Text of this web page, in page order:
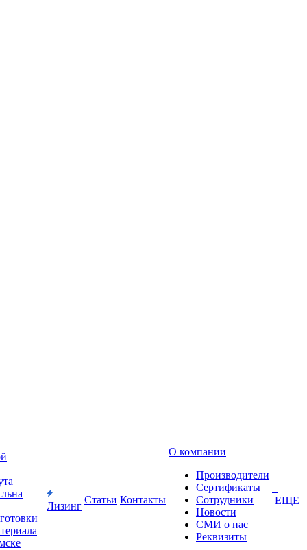
Лизинг
Статьи Контакты
О компании
Производители
Сертификаты
Сотрудники
Новости
СМИ о нас
Реквизиты
+
ЕЩЕ